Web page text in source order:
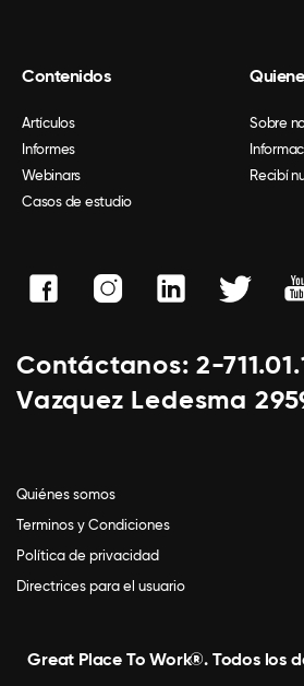
Contenidos
Artículos
Informes
Webinars
Casos de estudio
Sobre
Recibí
Contáctanos: 2-
Vazquez Ledesma
Quiénes somos
Terminos y Condiciones
Política de privacidad
Directrices para el usuario
Great Place To Work®. Todos los